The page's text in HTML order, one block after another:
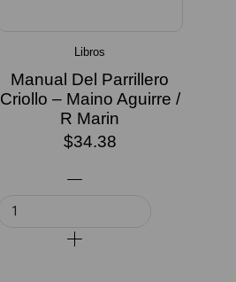
Libros
Manual Del Parrillero
Criollo – Maino Aguirre /
R Marin
$34.38